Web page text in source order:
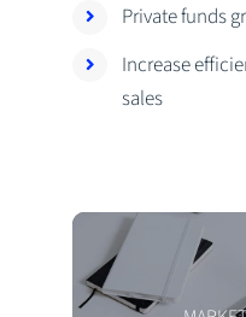
Private funds
Increase
sales